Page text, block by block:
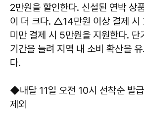
2만원을 할인한다. 신설된 연박 상
이 더 크다. △14만원 이상 결제
미만 결제 시 5만원을 지원한다. 단
기간을 늘려 지역 내 소비 확산을 유
다.
◆내달 11일 오전 10시 선착순 발
제외